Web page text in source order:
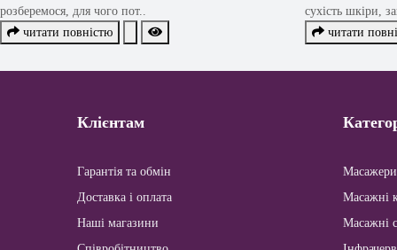
розберемося, для чого пот..
читати повністю
сухість шкіри,
читати
Клієнтам
Гарантія та обмін
Доставка і оплата
Наші магазини
Масажери
Масажні
Масажні